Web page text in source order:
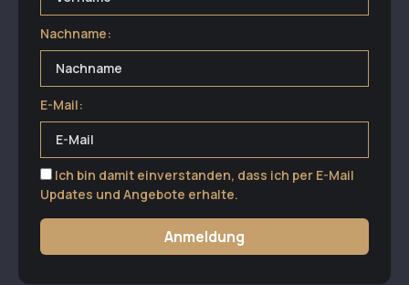
Nachname:
E-Mail:
Ich bin damit einverstanden, dass ich per E-Mail
Updates und Angebote erhalte.
Anmeldung